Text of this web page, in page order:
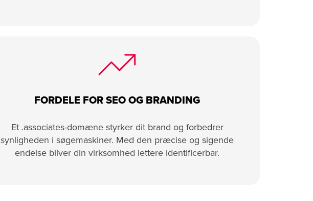
FORDELE FOR SEO OG BRANDING
Et .associates-domæne styrker dit brand og forbedrer
synligheden i søgemaskiner. Med den præcise og sigende
endelse bliver din virksomhed lettere identificerbar.